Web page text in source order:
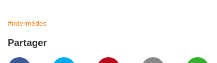
#Intermèdes
Partager